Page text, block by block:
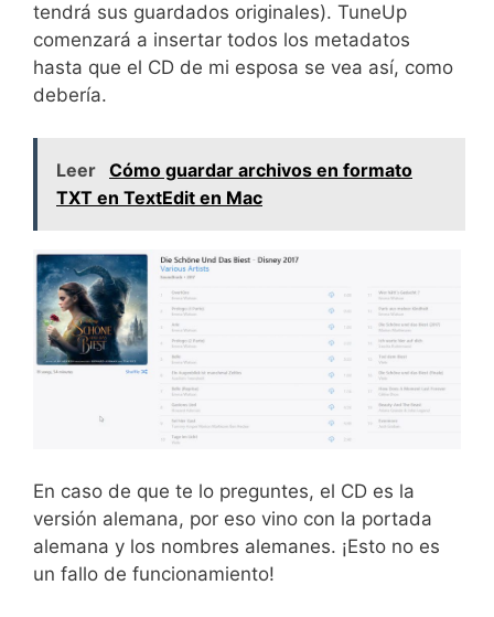
tendrá sus guardados originales). TuneUp
comenzará a insertar todos los metadatos
hasta que el CD de mi esposa se vea así, como
debería.
Leer Cómo guardar archivos en formato
TXT en TextEdit en Mac
En caso de que te lo preguntes, el CD es la
versión alemana, por eso vino con la portada
alemana y los nombres alemanes. ¡Esto no es
un fallo de funcionamiento!